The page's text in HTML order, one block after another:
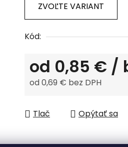
5
hviezdičiek.
ZVOĽTE VARIANT
Kód:
od 0,85 € /
od0,69 € bez DPH
Tlač
Opýtať sa